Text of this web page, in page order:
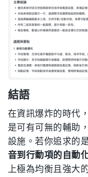
結語
在資訊爆炸的時代
是可有可無的輔助
設施。若你追求的
音到行動項的自動
上極為均衡且強大